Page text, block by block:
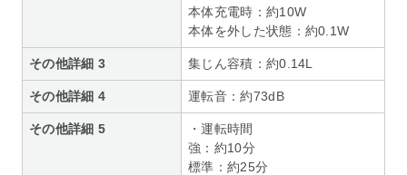
本体充電時：約10W
本体を外した状態：約0.1W
その他詳細 3 集じん容積：約0.14L
その他詳細 4 運転音：約73dB
その他詳細 5
・運転時間
強：約10分
標準：約25分